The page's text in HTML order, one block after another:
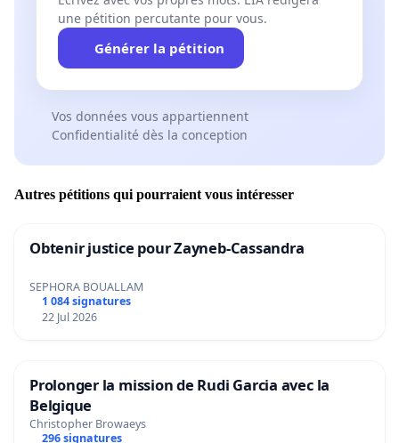
une pétition percutante pour vous.
Générer la pétition
Vos données vous appartiennent
Confidentialité dès la conception
Autres pétitions qui pourraient vous intéresser
Obtenir justice pour Zayneb-Cassandra
SEPHORA BOUALLAM
1 084 signatures
22 Jul 2026
Prolonger la mission de Rudi Garcia avec la
Belgique
Christopher Browaeys
296 signatures